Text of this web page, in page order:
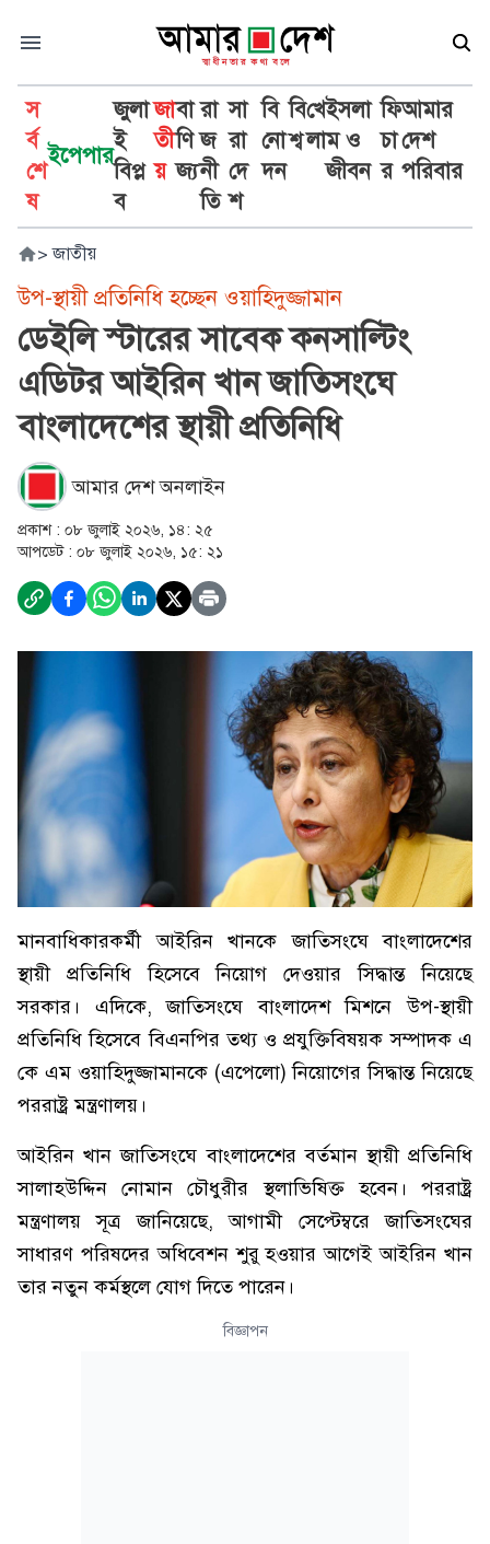
স
র্ব
শে
ষ
ইপেপার
জুলা
ই
বিপ্ল
ব
জা
তী
য়
বা
ণি
জ্য
রা
জ
নী
তি
সা
রা
দে
শ
বি
নো
দন
বি
শ্ব
খে
লা
ইসলা
ম ও
জীবন
ফি
চা
র
আমার
দেশ
পরিবার
> জাতীয়
উপ-স্থায়ী প্রতিনিধি হচ্ছেন ওয়াহিদুজ্জামান
ডেইলি স্টারের সাবেক কনসাল্টিং
এডিটর আইরিন খান জাতিসংঘে
বাংলাদেশের স্থায়ী প্রতিনিধি
আমার দেশ অনলাইন
প্রকাশ : ০৮ জুলাই ২০২৬, ১৪: ২৫
আপডেট : ০৮ জুলাই ২০২৬, ১৫: ২১
মানবাধিকারকর্মী আইরিন খানকে জাতিসংঘে বাংলাদেশের
স্থায়ী প্রতিনিধি হিসেবে নিয়োগ দেওয়ার সিদ্ধান্ত নিয়েছে
সরকার। এদিকে, জাতিসংঘে বাংলাদেশ মিশনে উপ-স্থায়ী
প্রতিনিধি হিসেবে বিএনপির তথ্য ও প্রযুক্তিবিষয়ক সম্পাদক এ
কে এম ওয়াহিদুজ্জামানকে (এপেলো) নিয়োগের সিদ্ধান্ত নিয়েছে
পররাষ্ট্র মন্ত্রণালয়।
আইরিন খান জাতিসংঘে বাংলাদেশের বর্তমান স্থায়ী প্রতিনিধি
সালাহউদ্দিন নোমান চৌধুরীর স্থলাভিষিক্ত হবেন। পররাষ্ট্র
মন্ত্রণালয় সূত্র জানিয়েছে, আগামী সেপ্টেম্বরে জাতিসংঘের
সাধারণ পরিষদের অধিবেশন শুরু হওয়ার আগেই আইরিন খান
তার নতুন কর্মস্থলে যোগ দিতে পারেন।
বিজ্ঞাপন